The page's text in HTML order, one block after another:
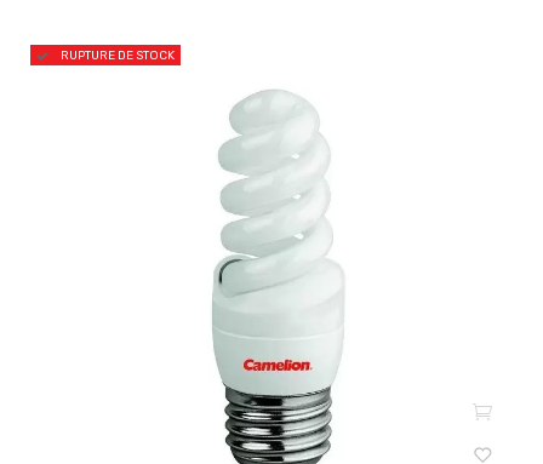
RUPTURE DE STOCK